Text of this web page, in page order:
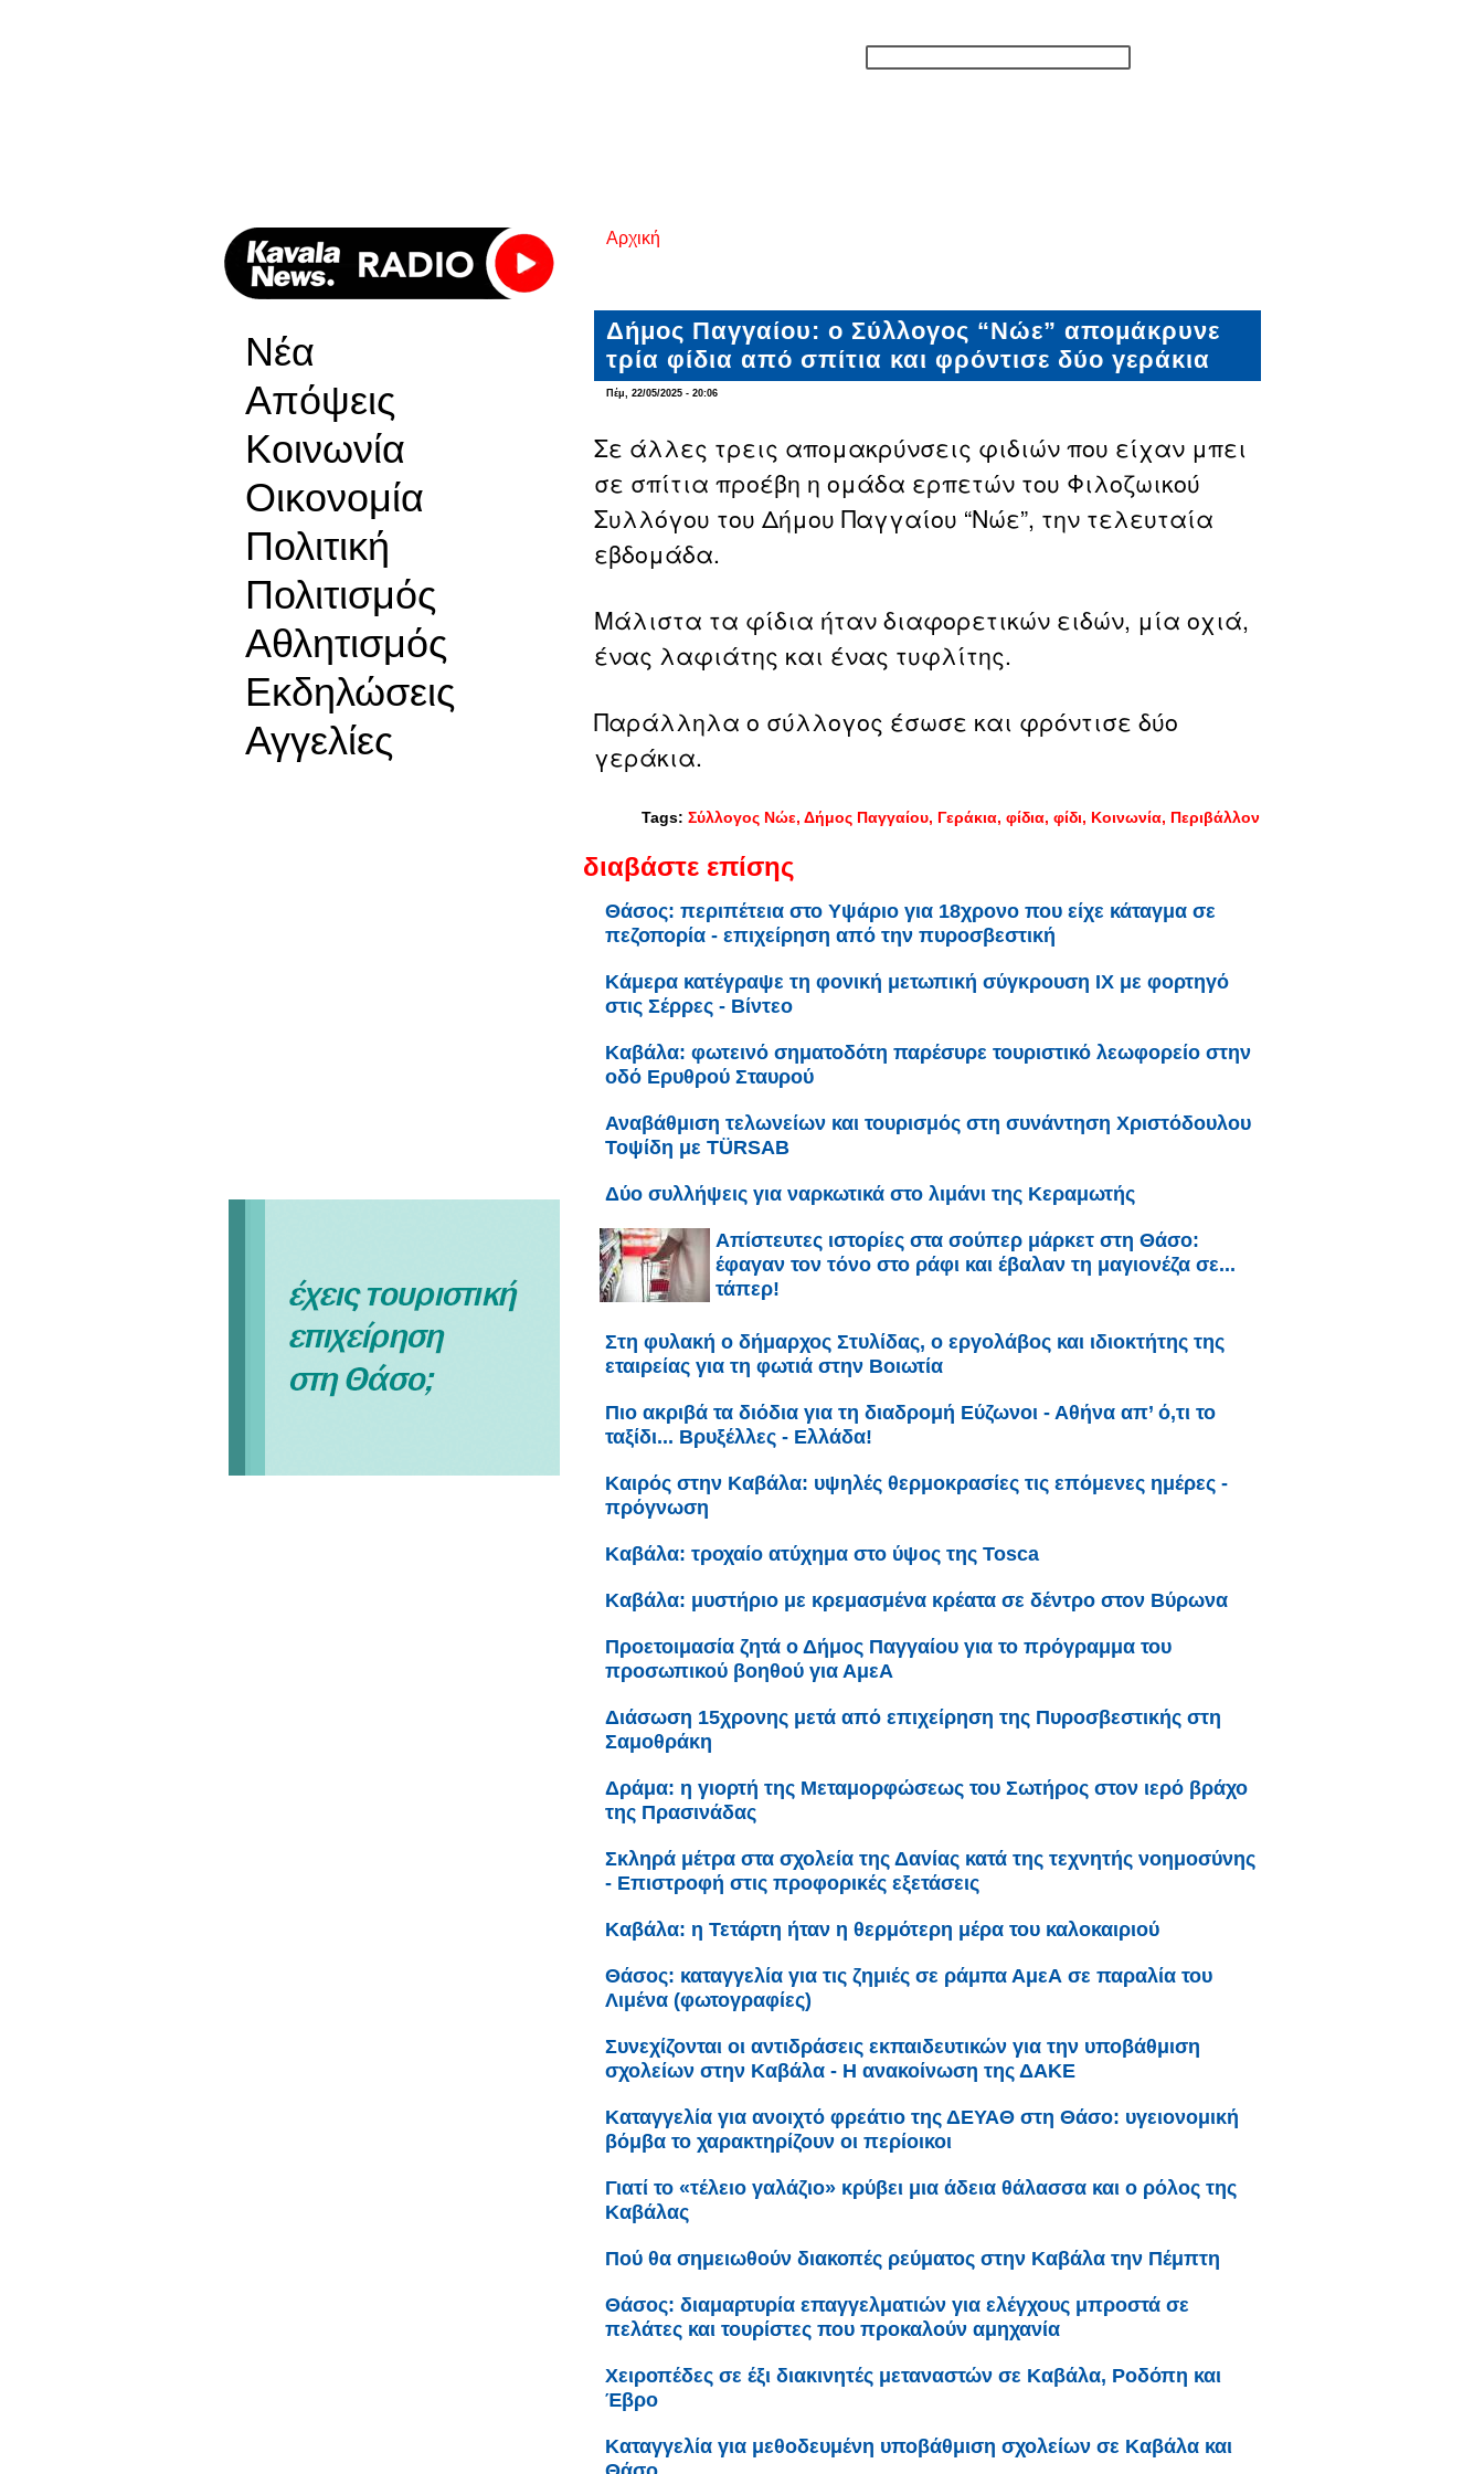
Νέα
Απόψεις
Κοινωνία
Οικονομία
Πολιτική
Πολιτισμός
Αθλητισμός
Εκδηλώσεις
Αγγελίες
Είστε εδώ
Αρχική
Δήμος Παγγαίου: o Σύλλογος “Νώε” απομάκρυνε
τρία φίδια από σπίτια και φρόντισε δύο γεράκια
Πέμ, 22/05/2025 - 20:06
Σε άλλες τρεις απομακρύνσεις φιδιών που είχαν μπει
σε σπίτια προέβη η ομάδα ερπετών του Φιλοζωικού
Συλλόγου του Δήμου Παγγαίου “Νώε”, την τελευταία
εβδομάδα.
Μάλιστα τα φίδια ήταν διαφορετικών ειδών, μία οχιά,
ένας λαφιάτης και ένας τυφλίτης.
Παράλληλα ο σύλλογος έσωσε και φρόντισε δύο
γεράκια.
Tags: Σύλλογος Νώε Δήμος Παγγαίου Γεράκια φίδια φίδι Κοινωνία Περιβάλλον
διαβάστε επίσης
Θάσος: περιπέτεια στο Υψάριο για 18χρονο που είχε κάταγμα σε
πεζοπορία - επιχείρηση από την πυροσβεστική
Κάμερα κατέγραψε τη φονική μετωπική σύγκρουση ΙΧ με φορτηγό
στις Σέρρες - Βίντεο
Καβάλα: φωτεινό σηματοδότη παρέσυρε τουριστικό λεωφορείο στην
οδό Ερυθρού Σταυρού
Αναβάθμιση τελωνείων και τουρισμός στη συνάντηση Χριστόδουλου
Τοψίδη με TÜRSAB
Δύο συλλήψεις για ναρκωτικά στο λιμάνι της Κεραμωτής
Απίστευτες ιστορίες στα σούπερ μάρκετ στη Θάσο:
έφαγαν τον τόνο στο ράφι και έβαλαν τη μαγιονέζα σε...
τάπερ!
Στη φυλακή ο δήμαρχος Στυλίδας, ο εργολάβος και ιδιοκτήτης της
εταιρείας για τη φωτιά στην Βοιωτία
Πιο ακριβά τα διόδια για τη διαδρομή Εύζωνοι - Αθήνα απ’ ό,τι το
ταξίδι... Βρυξέλλες - Ελλάδα!
Καιρός στην Καβάλα: υψηλές θερμοκρασίες τις επόμενες ημέρες -
πρόγνωση
Καβάλα: τροχαίο ατύχημα στο ύψος της Tosca
Καβάλα: μυστήριο με κρεμασμένα κρέατα σε δέντρο στον Βύρωνα
Προετοιμασία ζητά ο Δήμος Παγγαίου για το πρόγραμμα του
προσωπικού βοηθού για ΑμεΑ
Διάσωση 15χρονης μετά από επιχείρηση της Πυροσβεστικής στη
Σαμοθράκη
Δράμα: η γιορτή της Μεταμορφώσεως του Σωτήρος στον ιερό βράχο
της Πρασινάδας
Σκληρά μέτρα στα σχολεία της Δανίας κατά της τεχνητής νοημοσύνης
- Επιστροφή στις προφορικές εξετάσεις
Καβάλα: η Τετάρτη ήταν η θερμότερη μέρα του καλοκαιριού
Θάσος: καταγγελία για τις ζημιές σε ράμπα ΑμεΑ σε παραλία του
Λιμένα (φωτογραφίες)
Συνεχίζονται οι αντιδράσεις εκπαιδευτικών για την υποβάθμιση
σχολείων στην Καβάλα - Η ανακοίνωση της ΔΑΚΕ
Καταγγελία για ανοιχτό φρεάτιο της ΔΕΥΑΘ στη Θάσο: υγειονομική
βόμβα το χαρακτηρίζουν οι περίοικοι
Γιατί το «τέλειο γαλάζιο» κρύβει μια άδεια θάλασσα και ο ρόλος της
Καβάλας
Πού θα σημειωθούν διακοπές ρεύματος στην Καβάλα την Πέμπτη
Θάσος: διαμαρτυρία επαγγελματιών για ελέγχους μπροστά σε
πελάτες και τουρίστες που προκαλούν αμηχανία
Χειροπέδες σε έξι διακινητές μεταναστών σε Καβάλα, Ροδόπη και
Έβρο
Καταγγελία για μεθοδευμένη υποβάθμιση σχολείων σε Καβάλα και